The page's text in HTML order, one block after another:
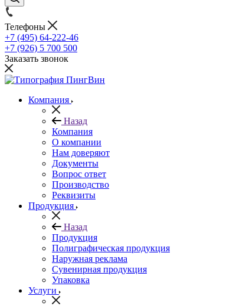
Телефоны
+7 (495) 64-222-46
+7 (926) 5 700 500
Заказать звонок
Компания
Назад
Компания
О компании
Нам доверяют
Документы
Вопрос ответ
Производство
Реквизиты
Продукция
Назад
Продукция
Полиграфическая продукция
Наружная реклама
Сувенирная продукция
Упаковка
Услуги